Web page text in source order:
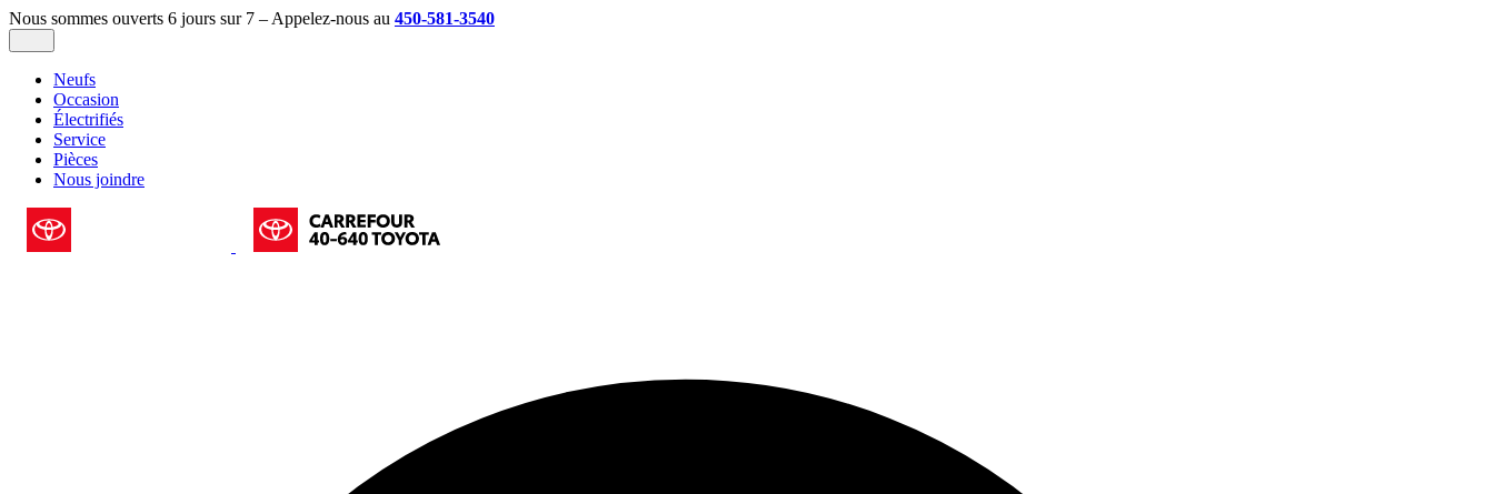
Nous sommes ouverts 6 jours sur 7 – Appelez-nous au 450-581-3540
Neufs
Occasion
Électrifiés
Service
Pièces
Nous joindre